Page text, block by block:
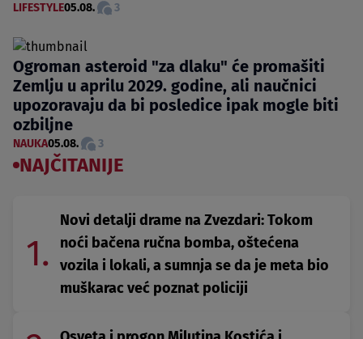
LIFESTYLE05.08. 3
Ogroman asteroid "za dlaku" će promašiti
Zemlju u aprilu 2029. godine, ali naučnici
upozoravaju da bi posledice ipak mogle biti
ozbiljne
NAUKA05.08. 3
NAJČITANIJE
1.
Novi detalji drame na Zvezdari: Tokom
noći bačena ručna bomba, oštećena
vozila i lokali, a sumnja se da je meta bio
muškarac već poznat policiji